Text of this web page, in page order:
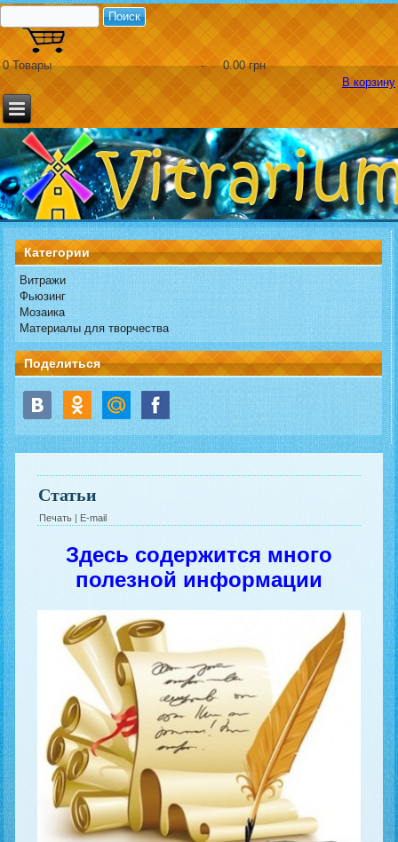
0Товары -
0.00 грн
В корзину
Категории
Витражи
Фьюзинг
Мозаика
Материалы для творчества
Поделиться
Статьи
Печать | E-mail
Здесь содержится много
полезной информации